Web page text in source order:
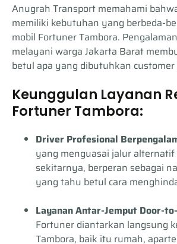
Anugrah Transport memahami
memiliki kebutuhan yang berbeda-
mobil Fortuner Tambora.
melayani warga Jakarta Barat
betul apa yang dibutuhkan customer
Keunggulan Layanan
Fortuner Tambora:
Driver Profesional
yang menguasai jalur alternatif
sekitarnya, berperan sebagai
yang tahu betul cara
Layanan Antar-Jemput Door-
Fortuner diantarkan langsung
Tambora, baik itu rumah,